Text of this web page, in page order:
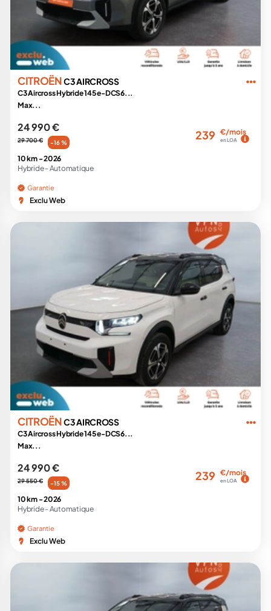
CITROËNC3 AIRCROSS
C3 Aircross Hybride 145 e-DCS6...
Max...
24 990 €
29 700 € -16 %
239 €/mois
en LOA
10 km -2026
Hybride - Automatique
Garantie
Exclu Web
CITROËNC3 AIRCROSS
C3 Aircross Hybride 145 e-DCS6...
Max...
24 990 €
29 550 € -15 %
239 €/mois
en LOA
10 km -2026
Hybride - Automatique
Garantie
Exclu Web